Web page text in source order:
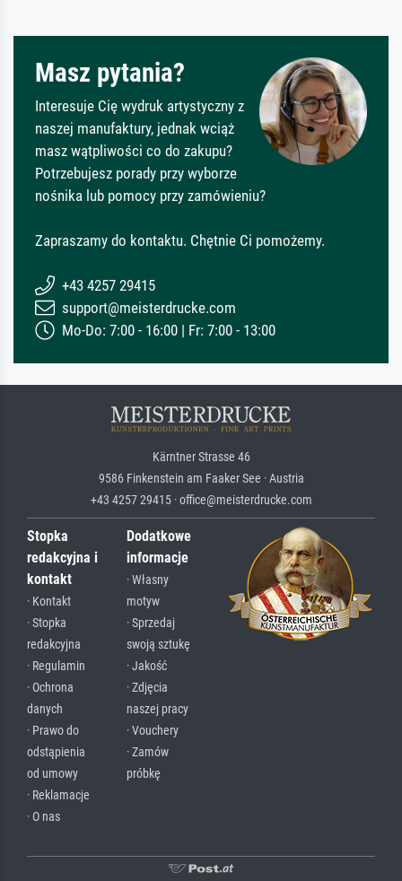
Masz pytania?
Interesuje Cię wydruk artystyczny z
naszej manufaktury, jednak wciąż
masz wątpliwości co do zakupu?
Potrzebujesz porady przy wyborze
nośnika lub pomocy przy zamówieniu?
Zapraszamy do kontaktu. Chętnie Ci pomożemy.
+43 4257 29415
support@meisterdrucke.com
Mo-Do: 7:00 - 16:00 | Fr: 7:00 - 13:00
Kärntner Strasse 46
9586 Finkenstein am Faaker See · Austria
+43 4257 29415 · office@meisterdrucke.com
Stopka
redakcyjna i
kontakt
· Kontakt
· Stopka
redakcyjna
· Regulamin
· Ochrona
danych
· Prawo do
odstąpienia
od umowy
· Reklamacje
· O nas
Dodatkowe
informacje
· Własny
motyw
· Sprzedaj
swoją sztukę
· Jakość
· Zdjęcia
naszej pracy
· Vouchery
· Zamów
próbkę